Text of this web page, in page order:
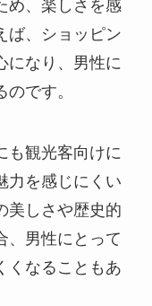
め、楽しさを感
ば、ショッピン
になり、男性に
です。
も観光客向けに
力を感じにくい
美しさや歴史的
、男性にとって
くなることもあ